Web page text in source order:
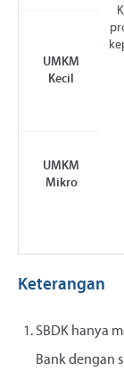
UMKM
Kecil
UMKM
Mikro
Keterangan
SBDK hanya
Bank dengan